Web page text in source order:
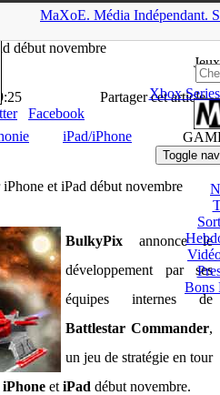
MaXoE. Média Indépendant.
Jeux
Xbox
Toggle
Bons
début novembre
Partager cet article
Facebook
iPad/iPhone
et iPad début novembre
BulkyPix annonce le
développement par ses
équipes internes de
Battlestar Commander,
un jeu de stratégie en tour
iPhone et iPad début novembre.